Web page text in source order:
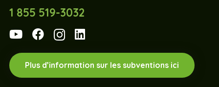
1 855 519-3032
Plus d’information sur les subventions ici